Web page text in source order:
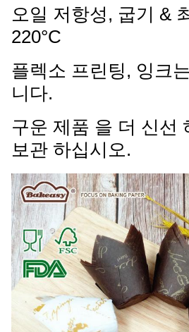
오일 저항성, 굽기 &
220°C
플렉소 프린팅, 잉크
니다.
구운 제품 을 더 신선
보관 하십시오.